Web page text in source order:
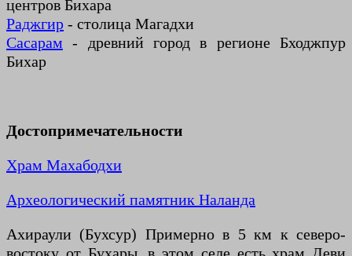
центров Бихара
Раджгир - столица Магадхи
Сасарам - древний город в регионе Бходжпур
Бихар
Достопримечательности
Храм Махабодхи
Археологический памятник Наланда
Ахираули (Бухсур) Примерно в 5 км к северо-